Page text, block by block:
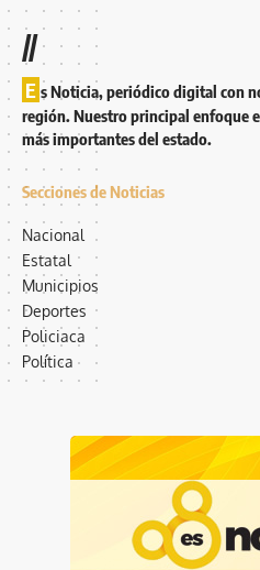
//
E s Noticia, periódico digital con
región. Nuestro principal enfoque
más importantes del estado.
Secciones de Noticias
Nacional
Estatal
Municipios
Deportes
Policiaca
Política